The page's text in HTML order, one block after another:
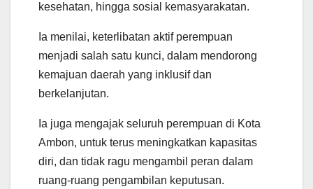
kesehatan, hingga sosial kemasyarakatan.
Ia menilai, keterlibatan aktif perempuan
menjadi salah satu kunci, dalam mendorong
kemajuan daerah yang inklusif dan
berkelanjutan.
Ia juga mengajak seluruh perempuan di Kota
Ambon, untuk terus meningkatkan kapasitas
diri, dan tidak ragu mengambil peran dalam
ruang-ruang pengambilan keputusan.